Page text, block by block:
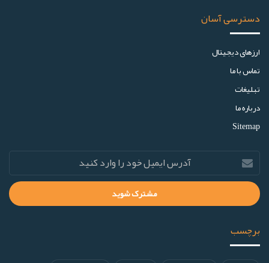
08 آبان 1403
رمزآگاه برای واچ لیست و تحلیل این هفته